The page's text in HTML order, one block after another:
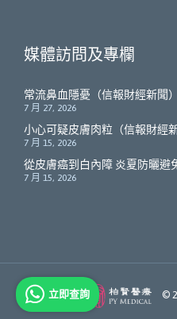
媒體訪問及專欄
常流鼻血隱憂（信報財經新聞）
7 月 27, 2026
小心可疑皮膚肉粒（信報財經新
7 月 15, 2026
從皮膚癌到白內障 炎夏防曬避
7 月 15, 2026
Member of ©
立即查詢